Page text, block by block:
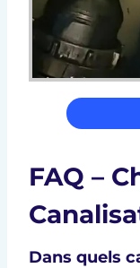
FAQ –
Dans quels